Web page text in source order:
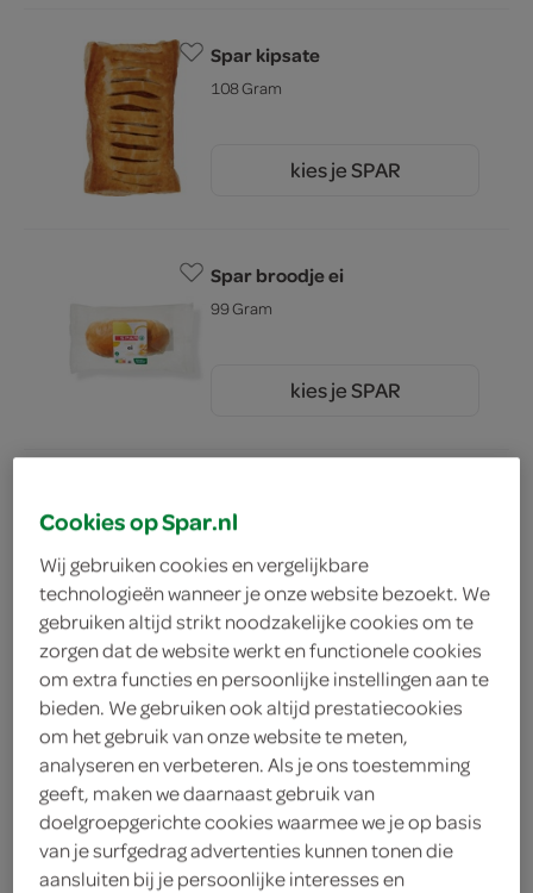
Spar kipsate
108 Gram
kies je SPAR
Spar broodje ei
99 Gram
kies je SPAR
126 Gram
3.00 kies je SPAR
FoodClub broodje sticky bbq
1 Stuks
5.25 kies je SPAR
Cookies op Spar.nl
Wij gebruiken cookies en vergelijkbare
technologieën wanneer je onze website bezoekt. We
gebruiken altijd strikt noodzakelijke cookies om te
zorgen dat de website werkt en functionele cookies
om extra functies en persoonlijke instellingen aan te
bieden. We gebruiken ook altijd prestatiecookies
om het gebruik van onze website te meten,
analyseren en verbeteren. Als je ons toestemming
geeft, maken we daarnaast gebruik van
doelgroepgerichte cookies waarmee we je op basis
van je surfgedrag advertenties kunnen tonen die
aansluiten bij je persoonlijke interesses en